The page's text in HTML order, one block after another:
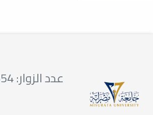
عدد الزوار: 20,625,654